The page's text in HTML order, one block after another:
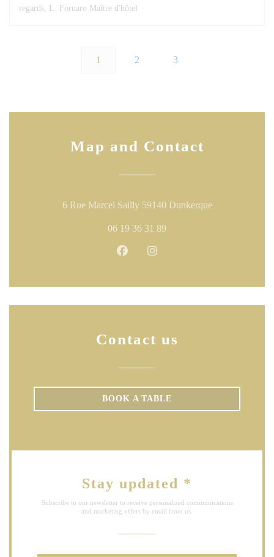
regards, L. Fornaro Maître d'hôtel
1 2 3
Map and Contact
6 Rue Marcel Sailly 59140 Dunkerque((opens in a
06 19 36 31 89
Facebook ((opens in a new
Contact us
BOOK A TABLE
Stay updated *
Subscribe to our newsletter to receive personalized communications
and marketing offers by email from us.